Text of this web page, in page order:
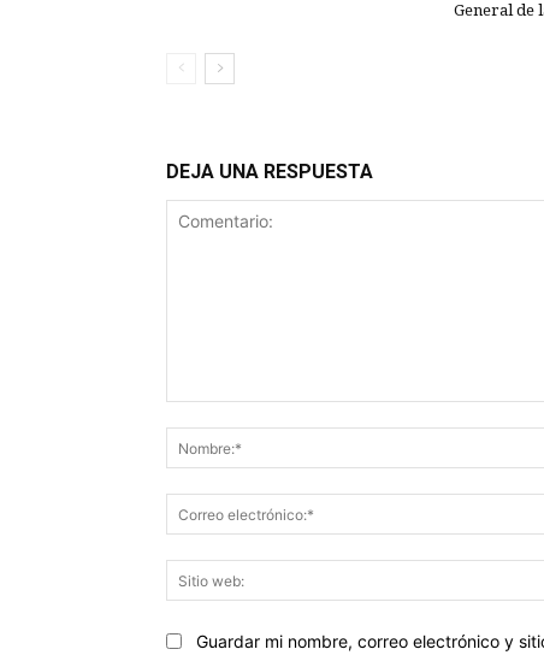
General de
DEJA UNA RESPUESTA
Guardar mi nombre, correo electrónico y